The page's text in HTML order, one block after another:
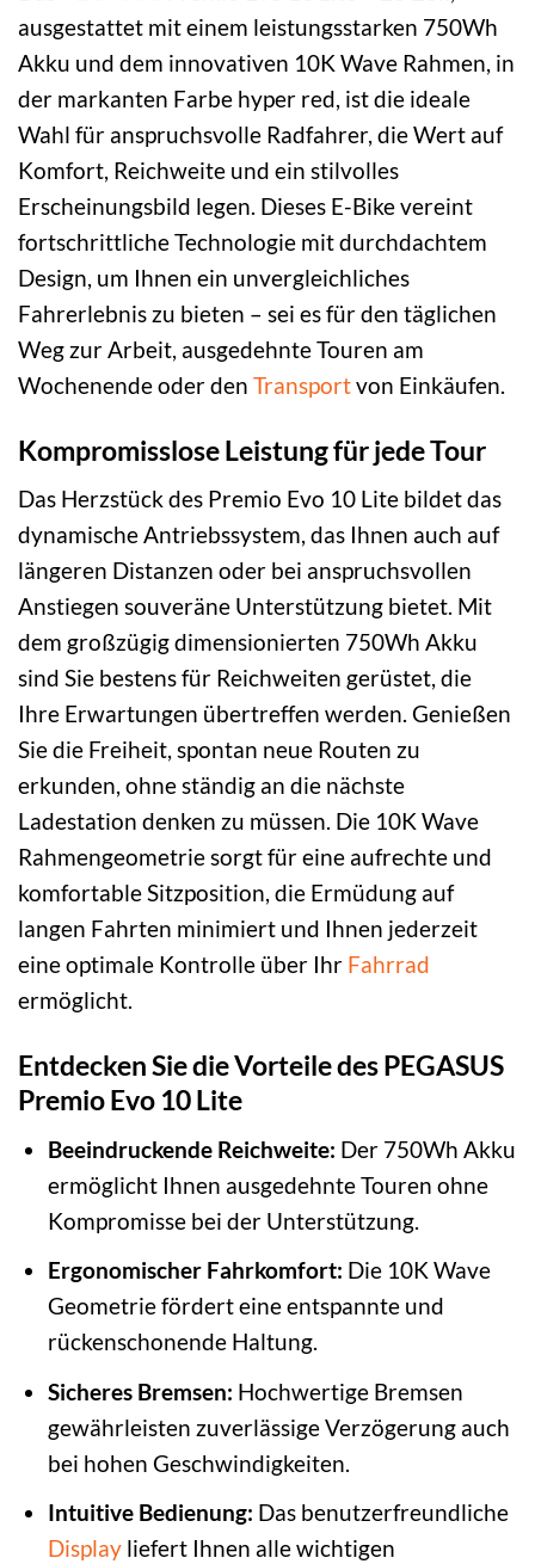
ausgestattet mit einem leistungsstarken 750Wh
Akku und dem innovativen 10K Wave Rahmen, in
der markanten Farbe hyper red, ist die ideale
Wahl für anspruchsvolle Radfahrer, die Wert auf
Komfort, Reichweite und ein stilvolles
Erscheinungsbild legen. Dieses E-Bike vereint
fortschrittliche Technologie mit durchdachtem
Design, um Ihnen ein unvergleichliches
Fahrerlebnis zu bieten – sei es für den täglichen
Weg zur Arbeit, ausgedehnte Touren am
Wochenende oder den Transportvon Einkäufen.
Kompromisslose Leistung für jede Tour
Das Herzstück des Premio Evo 10 Lite bildet das
dynamische Antriebssystem, das Ihnen auch auf
längeren Distanzen oder bei anspruchsvollen
Anstiegen souveräne Unterstützung bietet. Mit
dem großzügig dimensionierten 750Wh Akku
sind Sie bestens für Reichweiten gerüstet, die
Ihre Erwartungen übertreffen werden. Genießen
Sie die Freiheit, spontan neue Routen zu
erkunden, ohne ständig an die nächste
Ladestation denken zu müssen. Die 10K Wave
Rahmengeometrie sorgt für eine aufrechte und
komfortable Sitzposition, die Ermüdung auf
langen Fahrten minimiert und Ihnen jederzeit
eine optimale Kontrolle über Ihr Fahrrad
ermöglicht.
Entdecken Sie die Vorteile des PEGASUS
Premio Evo 10 Lite
Beeindruckende Reichweite: Der 750Wh Akku
ermöglicht Ihnen ausgedehnte Touren ohne
Kompromisse bei der Unterstützung.
Ergonomischer Fahrkomfort: Die 10K Wave
Geometrie fördert eine entspannte und
rückenschonende Haltung.
Sicheres Bremsen: Hochwertige Bremsen
gewährleisten zuverlässige Verzögerung auch
bei hohen Geschwindigkeiten.
Intuitive Bedienung: Das benutzerfreundliche
Displayliefert Ihnen alle wichtigen